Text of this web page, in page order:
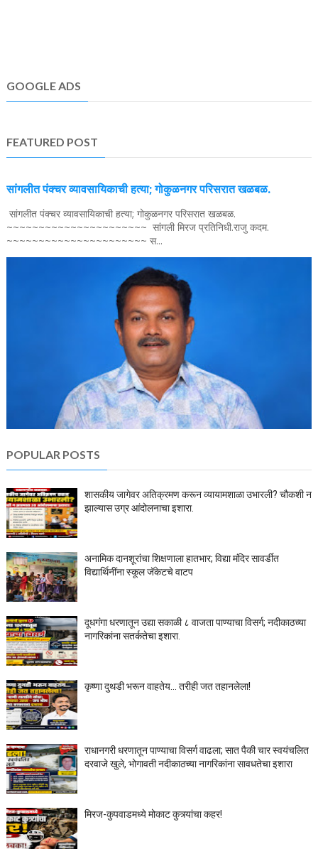
GOOGLE ADS
FEATURED POST
सांगलीत पंक्चर व्यावसायिकाची हत्या; गोकुळनगर परिसरात खळबळ.
सांगलीत पंक्चर व्यावसायिकाची हत्या; गोकुळनगर परिसरात खळबळ.
~~~~~~~~~~~~~~~~~~~~~~ सांगली मिरज प्रतिनिधी.राजु कदम.
~~~~~~~~~~~~~~~~~~~~~~ स...
POPULAR POSTS
शासकीय जागेवर अतिक्रमण करून व्यायामशाळा उभारली? चौकशी न
झाल्यास उग्र आंदोलनाचा इशारा.
अनामिक दानशूरांचा शिक्षणाला हातभार; विद्या मंदिर सावर्डीत
विद्यार्थिनींना स्कूल जॅकेटचे वाटप
दूधगंगा धरणातून उद्या सकाळी ८ वाजता पाण्याचा विसर्ग; नदीकाठच्या
नागरिकांना सतर्कतेचा इशारा.
कृष्णा दुथडी भरून वाहतेय... तरीही जत तहानलेला!
राधानगरी धरणातून पाण्याचा विसर्ग वाढला; सात पैकी चार स्वयंचलित
दरवाजे खुले, भोगावती नदीकाठच्या नागरिकांना सावधतेचा इशारा
मिरज-कुपवाडमध्ये मोकाट कुत्र्यांचा कहर!